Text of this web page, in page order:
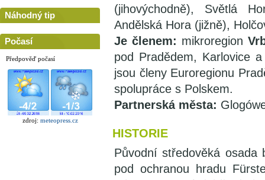
Náhodný tip
Počasí
Předpověď počasí
zdroj: meteopress.cz
(jihovýchodně), Světlá
Andělská Hora (jižně),
Je členem: mikroregion
pod Pradědem, Karlovice
jsou členy Euroregionu
spolupráce s Polskem.
Partnerská města:
HISTORIE
Původní středověká
pod ochranou hradu